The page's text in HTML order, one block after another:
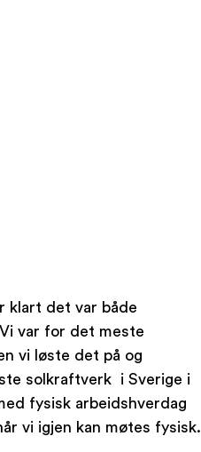
klart det var både
var for det meste
vi løste det på og
solkraftverk  i Sverige i
fysisk arbeidshverdag
vi igjen kan møtes fysisk.